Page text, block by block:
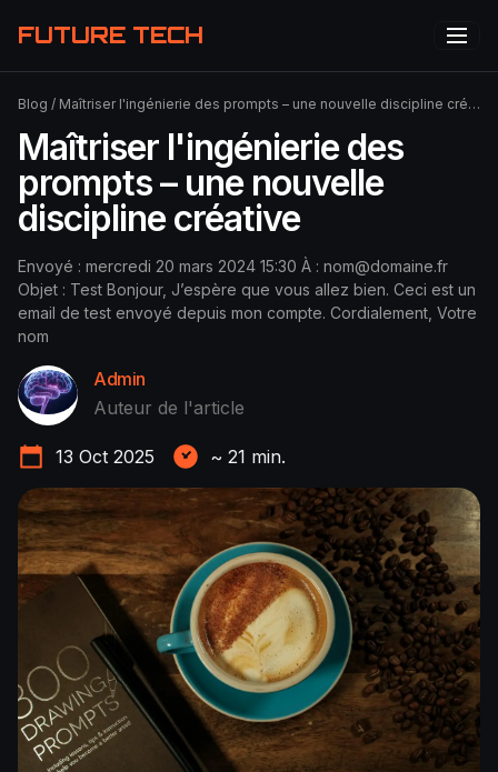
FUTURE TECH
Blog / Maîtriser l'ingénierie des prompts – une nouvelle discipline créative
Maîtriser l'ingénierie des
prompts – une nouvelle
discipline créative
Envoyé : mercredi 20 mars 2024 15:30 À : nom@domaine.fr
Objet : Test Bonjour, J’espère que vous allez bien. Ceci est un
email de test envoyé depuis mon compte. Cordialement, Votre
nom
Admin
Auteur de l'article
13 Oct 2025 ~ 21 min.